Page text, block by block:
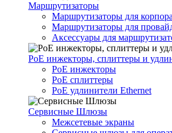
Маршрутизаторы
Маршрутизаторы для
Маршрутизаторы для
Аксессуары для
PoE инжекторы, сплиттеры и
PoE инжекторы
PoE сплиттеры
PoE удлинители Ethernet
Сервисные Шлюзы
Межсетевые экраны